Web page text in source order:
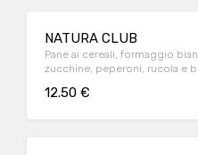
NATURA CLUB
Pane ai cereali, formaggio
zucchine, peperoni, rucola e
12.50 €